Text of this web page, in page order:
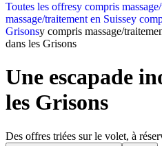
Toutes les offresy compris
massage/traitement en Suissey
Grisonsy compris massage/
dans les Grisons
Une escapade
les Grisons
Des offres triées sur le volet, à